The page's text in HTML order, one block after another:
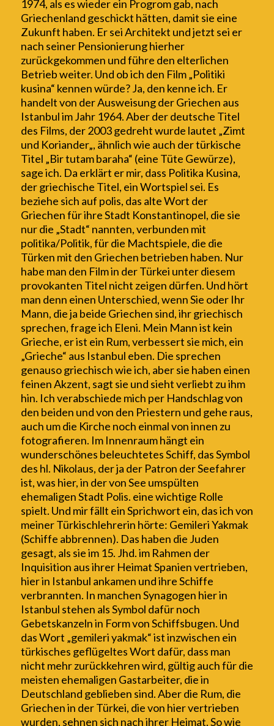
1974, als es wieder ein Progrom gab, nach
Griechenland geschickt hätten, damit sie eine
Zukunft haben. Er sei Architekt und jetzt sei er
nach seiner Pensionierung hierher
zurückgekommen undführe den elterlichen
Betrieb weiter. Und ob ich den Film „Politiki
kusina“ kennen würde? Ja, den kenne ich. Er
handelt von der Ausweisung der Griechen aus
Istanbul im Jahr 1964. Aber der deutsche Titel
des Films, der 2003 gedreht wurde lautet „Zimt
und Koriander„, ähnlich wie auch der türkische
Titel „Bir tutam baraha“ (eine Tüte Gewürze),
sage ich. Da erklärt er mir, dass Politika Kusina,
der griechische Titel, ein Wortspiel sei. Es
beziehe sich auf polis, das alte Wort der
Griechen für ihre Stadt Konstantinopel, die sie
nur die „Stadt“ nannten, verbunden mit
politika/Politik, für die Machtspiele, die die
Türken mit den Griechen betrieben haben. Nur
habe man den Film in der Türkei unter diesem
provokanten Titel nicht zeigen dürfen. Und hört
man denn einen Unterschied, wenn Sie oder Ihr
Mann, die ja beide Griechen sind, ihr griechisch
sprechen, frage ich Eleni. Mein Mann ist kein
Grieche, er ist ein Rum, verbessert sie mich, ein
„Grieche“ aus Istanbul eben. Die sprechen
genauso griechisch wie ich, aber sie haben einen
feinen Akzent, sagt sie und sieht verliebt zu ihm
hin. Ich verabschiede mich per Handschlag von
den beiden und von den Priestern und gehe raus,
auch um die Kirche noch einmal von innen zu
fotografieren. Im Innenraum hängt ein
wunderschönes beleuchtetes Schiff, das Symbol
des hl. Nikolaus, der ja der Patron der Seefahrer
ist, was hier, in der von See umspülten
ehemaligen Stadt Polis. eine wichtige Rolle
spielt. Und mir fällt ein Sprichwort ein, das ich von
meiner Türkischlehrerin hörte: Gemileri Yakmak
(Schiffe abbrennen). Das haben die Juden
gesagt, als sie im 15. Jhd. im Rahmen der
Inquisition aus ihrer Heimat Spanien vertrieben,
hier in Istanbul ankamen und ihre Schiffe
verbrannten. In manchen Synagogen hier in
Istanbul stehen als Symbol dafür noch
Gebetskanzeln in Form von Schiffsbugen. Und
das Wort „gemileri yakmak“ ist inzwischen ein
türkisches geflügeltes Wort dafür, dass man
nicht mehr zurückkehren wird, gültig auch für die
meisten ehemaligen Gastarbeiter, die in
Deutschland geblieben sind. Aber die Rum, die
Griechen in der Türkei, die von hier vertrieben
wurden, sehnen sich nach ihrer Heimat. So wie